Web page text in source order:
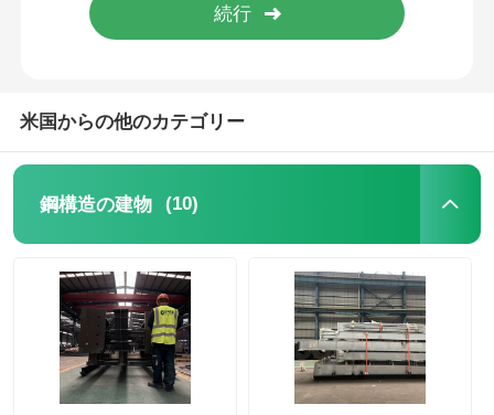
鉄骨造多階建て
産業用鋼構造物
商業用鋼材の構造
プリファブ 製鋼構造
米国からの他のカテゴリー
鋼構造の建物 (10)